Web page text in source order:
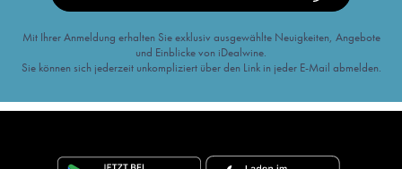
Mit Ihrer Anmeldung erhalten Sie exklusiv ausgewählte Neuigkeiten, Angebote
und Einblicke von iDealwine.
Sie können sich jederzeit unkompliziert über den Link in jeder E-Mail abmelden.